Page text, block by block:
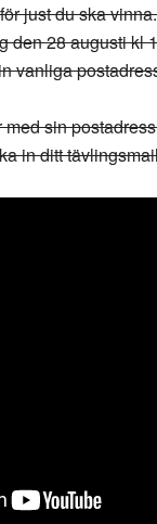
just du ska vinna.
den 28 augusti kl
vanliga
sin
in ditt